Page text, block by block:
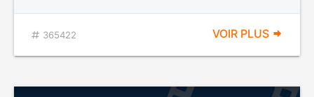
365422 VOIR PLUS